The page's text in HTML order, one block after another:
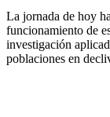
La jornada de hoy
funcionamiento de
investigación
poblaciones en